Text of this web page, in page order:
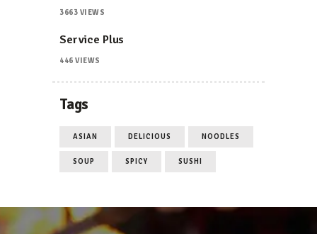
3663 VIEWS
Service Plus
446 VIEWS
Tags
ASIAN DELICIOUS NOODLES
SOUP SPICY SUSHI